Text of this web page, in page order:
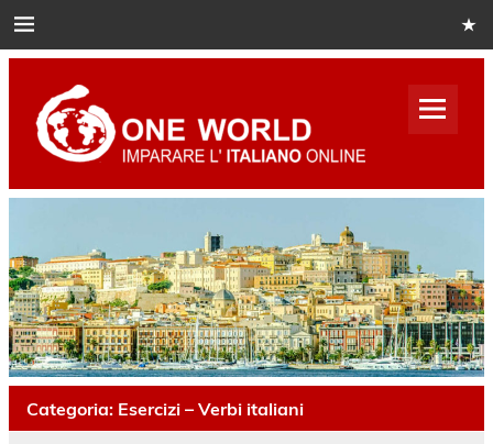
to
One
Categoria: Esercizi – Verbi italiani